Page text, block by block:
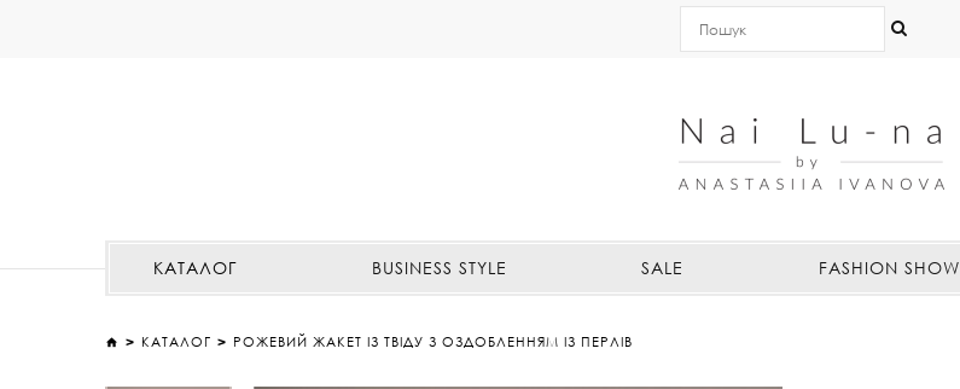
КАТАЛОГ BUSINESS STYLE SALE FASHION SHOW
КАТАЛОГ РОЖЕВИЙ ЖАКЕТ ІЗ ТВІДУ З ОЗДОБЛЕННЯМ ІЗ ПЕРЛІВ